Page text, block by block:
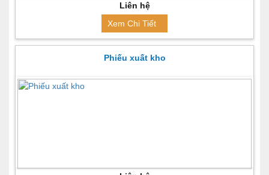
Liên hệ
Xem Chi Tiết
Phiếu xuất kho